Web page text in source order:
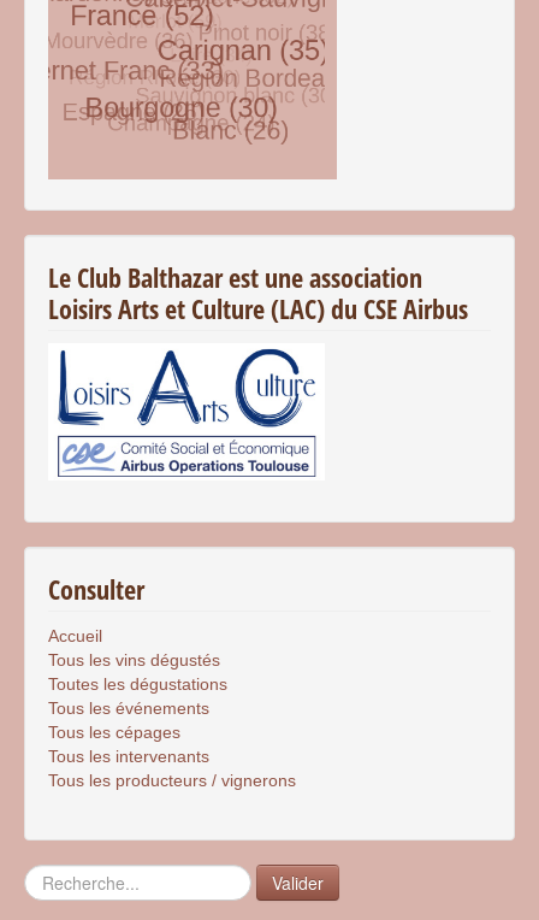
Le Club Balthazar est une association
Loisirs Arts et Culture (LAC) du CSE Airbus
Consulter
Accueil
Tous les vins dégustés
Toutes les dégustations
Tous les événements
Tous les cépages
Tous les intervenants
Tous les producteurs / vignerons
Rechercher Valider